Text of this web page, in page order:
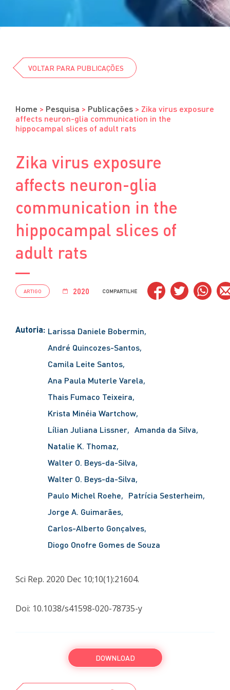
VOLTAR PARA PUBLICAÇÕES
Home > Pesquisa > Publicações > Zika virus exposure
affects neuron-glia communication in the
hippocampal slices of adult rats
Zika virus exposure
affects neuron-glia
communication in the
hippocampal slices of
adult rats
ARTIGO 2020 COMPARTILHE
Autoria: Larissa Daniele Bobermin
André Quincozes-Santos
Camila Leite Santos
Ana Paula Muterle Varela
Thais Fumaco Teixeira
Krista Minéia Wartchow
Lílian Juliana Lissner
Amanda da Silva
Natalie K. Thomaz
Walter O. Beys-da-Silva
Walter O. Beys-da-Silva
Paulo Michel Roehe
Patrícia Sesterheim
Jorge A. Guimarães
Carlos-Alberto Gonçalves
Diogo Onofre Gomes de Souza
Sci Rep. 2020 Dec 10;10(1):21604.
Doi: 10.1038/s41598-020-78735-y
DOWNLOAD